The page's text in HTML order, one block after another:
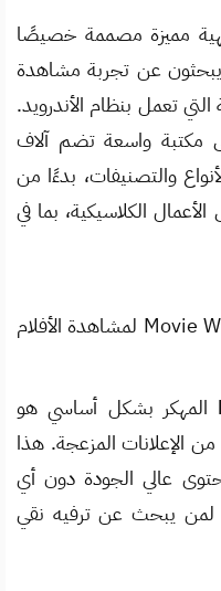
مميزة مصممة خصيصًا
يبحثون عن تجربة مشاهدة
تعمل بنظام الأندرويد.
مكتبة واسعة تضم آلاف
والتصنيفات، بدءًا من
الكلاسيكية، بما في
المهكر بشكل أساسي هو
الإعلانات المزعجة. هذا
عالي الجودة دون أي
لمن يبحث عن ترفيه نقي